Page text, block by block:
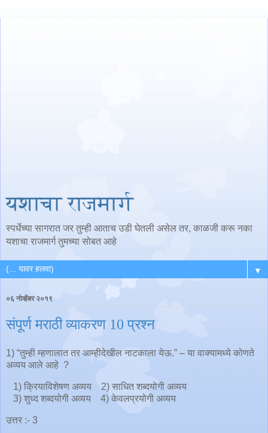
यशाचा राजमार्ग
स्पर्धेच्या सागरात जर तुम्ही आताच उडी घेतली असेल तर, काळजी करू नका
यशाचा राजमार्ग तुमच्या सोबत आहे
▼
०६ नोव्हेंबर २०१९
संपूर्ण मराठी व्याकरण 10 प्रश्न
1) “तुम्ही म्हणालात तर आम्हीदेखील नाटकाला येऊ.” – या वाक्यामध्ये कोणते
अव्यय आले आहे ?
1) क्रियाविशेषण अव्यय 2) साधित शब्दयोगी अव्यय
3) शुध्द शब्दयोगी अव्यय 4) केवलप्रयोगी अव्यय
उत्तर :- 3